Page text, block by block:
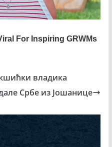
владика
Србе из Јошанице